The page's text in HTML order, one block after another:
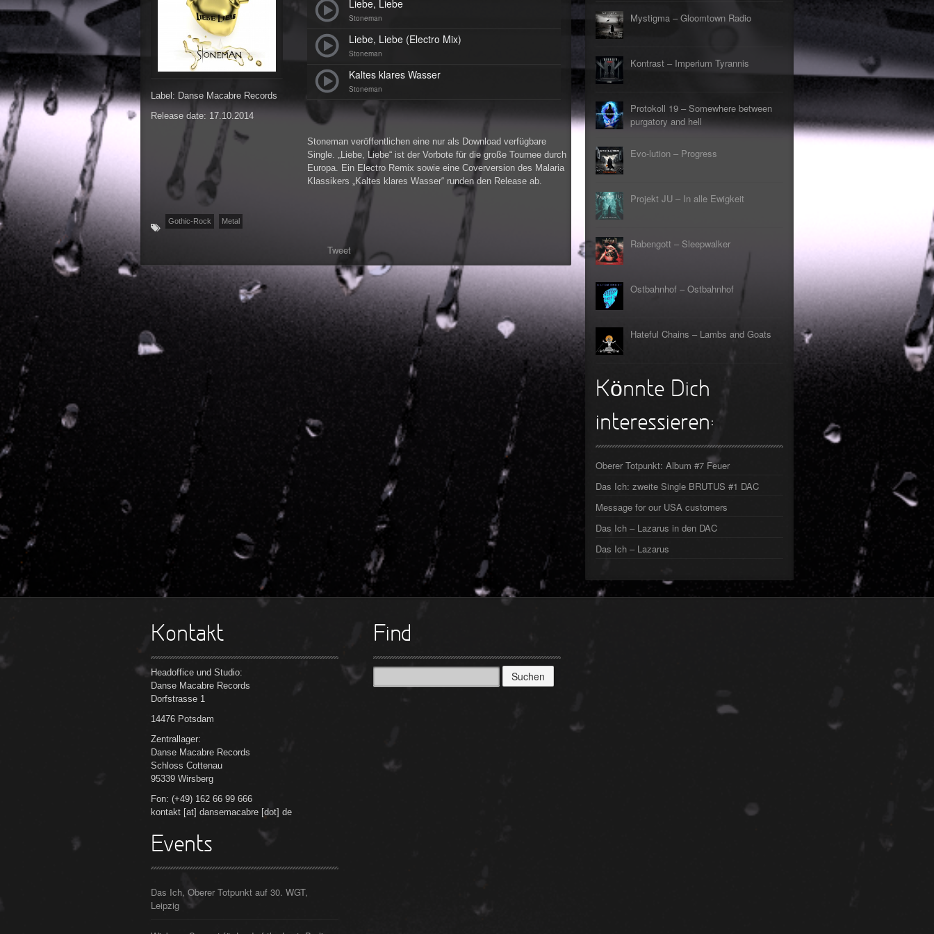
► Zeit verfliegt
Oberer Totpunkt
► Untergehen
Oberer Totpunkt
► Geisterfahrt
► Gevatter Tod
Oberer Totpunkt
►
►
►
►
►
►
►
►
►
►
Label: Danse Macabre Records
Release date: 17.10.2014
Liebe, Liebe
Stoneman
Liebe, Liebe (Electro Mix)
Stoneman
Kaltes klares Wasser
Stoneman
Stoneman veröffentlichen eine nur als Download verfügbare
Single. „Liebe, Liebe“ ist der Vorbote für die große Tournee durch
Europa. Ein Electro Remix sowie eine Coverversion des Malaria
Klassikers „Kaltes klares Wasser“ runden den Release ab.
Gothic-Rock Metal
Tweet
Mystigma – Gloomtown Radio
Kontrast – Imperium Tyrannis
Protokoll 19 – Somewhere between
purgatory and hell
Evo-lution – Progress
Projekt JU – In alle Ewigkeit
Rabengott – Sleepwalker
Ostbahnhof – Ostbahnhof
Hateful Chains – Lambs and Goats
Könnte Dich
interessieren:
Oberer Totpunkt: Album #7 Feuer
Das Ich: zweite Single BRUTUS #1 DAC
Message for our USA customers
Das Ich – Lazarus in den DAC
Das Ich – Lazarus
Kontakt
Headoffice und Studio:
Danse Macabre Records
Dorfstrasse 1
14476 Potsdam
Zentrallager:
Danse Macabre Records
Schloss Cottenau
95339 Wirsberg
Fon: (+49) 162 66 99 666
kontakt [at] dansemacabre [dot] de
Events
Das Ich, Oberer Totpunkt auf 30. WGT,
Leipzig
Find
Suchen
nach: